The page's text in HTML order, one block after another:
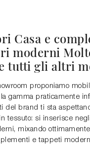
Casa e
moderni
tutti gli altri
proponiamo
gamma praticamente
del brand ti sta
tessuto: si inserisce
mixando
e tappeti